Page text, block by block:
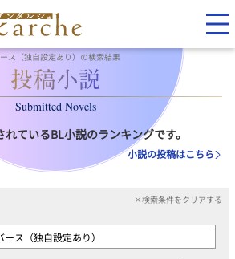
ス（独自設定あり）の検索結果
Submitted Novels
れているBL小説のランキングです。
小説の投稿はこちら
×検索条件をクリアする